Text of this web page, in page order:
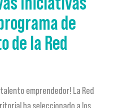
de
de la Red
emprendedor! La Red
ha seleccionado a los